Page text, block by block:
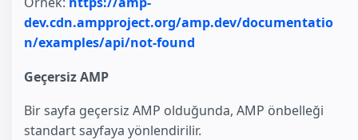
dev.cdn.ampproject.org/amp.dev/documentatio
n/examples/api/not-found
Geçersiz AMP
Bir sayfa geçersiz AMP olduğunda, AMP önbelleği
standart sayfaya yönlendirilir.